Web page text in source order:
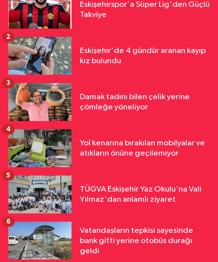
Eskişehirspor'a Süper Lig'den Güçlü
Takviye
Eskişehir'de 4 gündür aranan kayıp
kız bulundu
2
Damak tadını bilen çelik yerine
çömleğe yöneliyor
3
Yol kenarına bırakılan mobilyalar ve
atıkların önüne geçilemiyor
4
TÜGVA Eskişehir Yaz Okulu'na Vali
Yılmaz'dan anlamlı ziyaret
5
Vatandaşların tepkisi sayesinde
bank gitti yerine otobüs durağı
geldi
6